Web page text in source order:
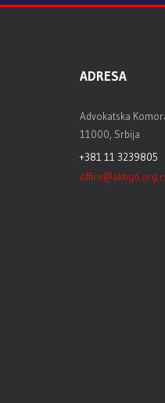
ADRESA
Advokatska
11000, Srbija
+381 11 3239805